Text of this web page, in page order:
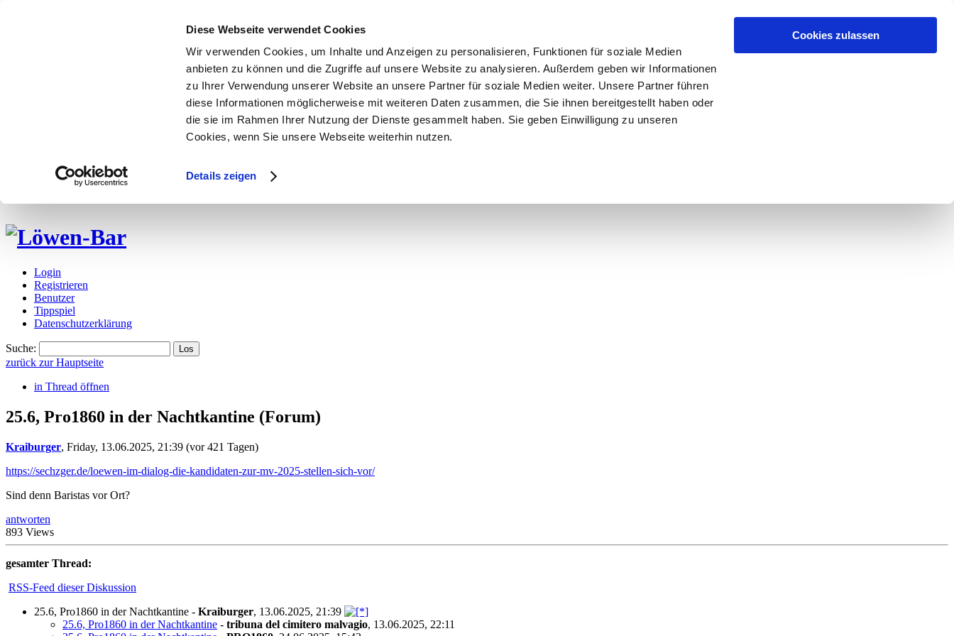
Diese Webseite verwendet Cookies
Wir verwenden Cookies, um Inhalte und Anzeigen zu personalisieren, Funktionen für soziale Medien
anbieten zu können und die Zugriffe auf unsere Website zu analysieren. Außerdem geben wir Informationen
zu Ihrer Verwendung unserer Website an unsere Partner für soziale Medien weiter. Unsere Partner führen
diese Informationen möglicherweise mit weiteren Daten zusammen, die Sie ihnen bereitgestellt haben oder
die sie im Rahmen Ihrer Nutzung der Dienste gesammelt haben. Sie geben Einwilligung zu unseren
Cookies, wenn Sie unsere Webseite weiterhin nutzen.
Details zeigen
Cookies zulassen
Login
Registrieren
Benutzer
Tippspiel
Datenschutzerklärung
Suche:
zurück zur Hauptseite
in Thread öffnen
25.6, Pro1860 in der Nachtkantine (Forum)
Kraiburger, Friday, 13.06.2025, 21:39 (vor 421 Tagen)
https://sechzger.de/loewen-im-dialog-die-kandidaten-zur-mv-2025-stellen-sich-vor/
Sind denn Baristas vor Ort?
antworten
893 Views
gesamter Thread:
RSS-Feed dieser Diskussion
25.6, Pro1860 in der Nachtkantine - Kraiburger, 13.06.2025, 21:39
25.6, Pro1860 in der Nachtkantine - tribuna del cimitero malvagio, 13.06.2025, 22:11